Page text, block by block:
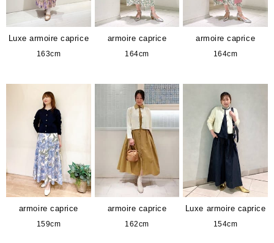
Luxe armoire caprice
163cm
armoire caprice
164cm
armoire caprice
164cm
armoire caprice
159cm
armoire caprice
162cm
Luxe armoire caprice
154cm